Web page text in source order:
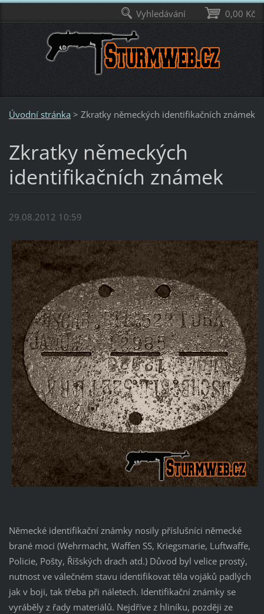
Úvodní stránka > Zkratky německých identifikačních známek
Zkratky německých
identifikačních známek
29.08.2012 10:59
Německé identifikační známky nosily příslušníci německé
brané moci (Wehrmacht, Waffen SS, Kriegsmarie, Luftwaffe,
Policie, Pošty, Říšských drach atd.) Důvod byl velice prostý,
nutnost ve válečném stavu identifikovat těla vojáků padlých
jak v boji, tak třeba při náletech. Identifikační známky se
vyráběly z řady materiálů. Nejdříve z hliníku, později ze
0,00 Kč
Vyhledávání